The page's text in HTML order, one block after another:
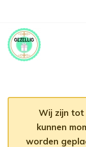
Wij zijn tot
kunnen
worden